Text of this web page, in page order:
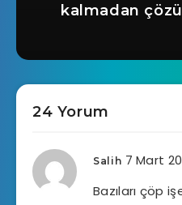
kalmadan
24 Yorum
Salih 7 Mart
Bazıları çöp